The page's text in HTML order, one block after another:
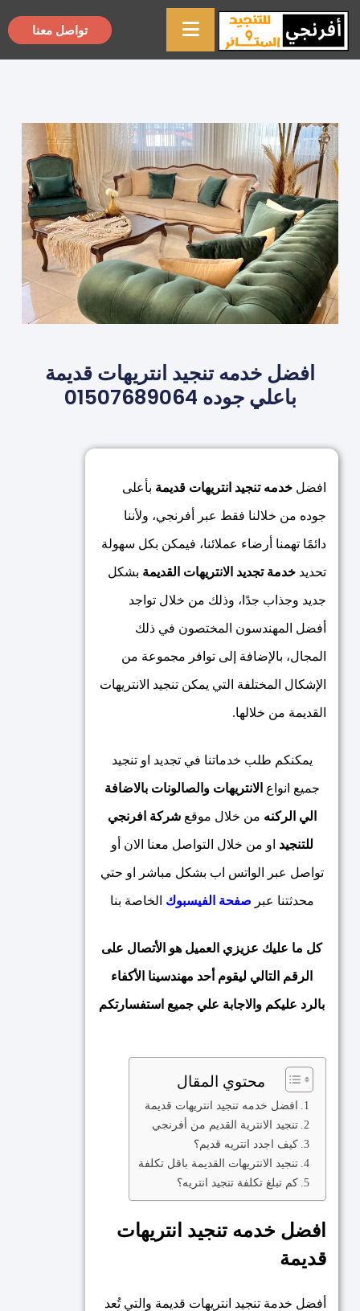
×
تواصل معنا
افضل خدمه تنجيد انتريهات قديمة
باعلي جوده 01507689064
افضل خدمه تنجيد انتريهات قديمة بأعلى
جوده من خلالنا فقط عبر أفرنجي، ولأننا
دائمًا تهمنا أرضاء عملائنا، فيمكن بكل سهولة
تحديد خدمة تجديد الانتريهات القديمة بشكل
جديد وجذاب جدًا، وذلك من خلال تواجد
أفضل المهندسون المختصون في ذلك
المجال، بالإضافة إلى توافر مجموعة من
الإشكال المختلفة التي يمكن تنجيد الانتريهات
القديمة من خلالها.
يمكنكم طلب خدماتنا في تجديد او تنجيد
جميع انواع الانتريهات والصالونات بالاضافة
الي الركنه من خلال موقعشركة افرنجي
للتنجيد او من خلال التواصل معنا الان أو
تواصل عبر الواتس اب بشكل مباشر او حتي
محدثتنا عبر صفحة الفيسبوك الخاصة بنا
كل ما عليك عزيزي العميل هو الأتصال على
الرقم التالي ليقوم أحد مهندسينا الأكفاء
بالرد عليكم والاجابة علي جميع استفسارتكم
محتوي المقال
افضل خدمه تنجيد انتريهات قديمة
تنجيد الانترية القديم من أفرنجي
كيف اجدد انتريه قديم؟
تنجيد الانتريهات القديمة باقل تكلفة
كم تبلغ تكلفة تنجيد انتريه؟
افضل خدمه تنجيد انتريهات
قديمة
أفضل خدمة تنجيد انتريهات قديمة والتي تُعد